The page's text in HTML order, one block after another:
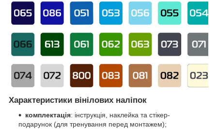
Характеристики вінілових наліпок
комплектація: інструкція, наклейка та стікер-
подарунок (для тренування перед монтажем);